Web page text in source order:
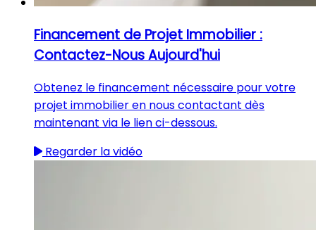
Financement de Projet Immobilier :
Contactez-Nous Aujourd'hui
Obtenez le financement nécessaire pour votre
projet immobilier en nous contactant dès
maintenant via le lien ci-dessous.
Regarder la vidéo